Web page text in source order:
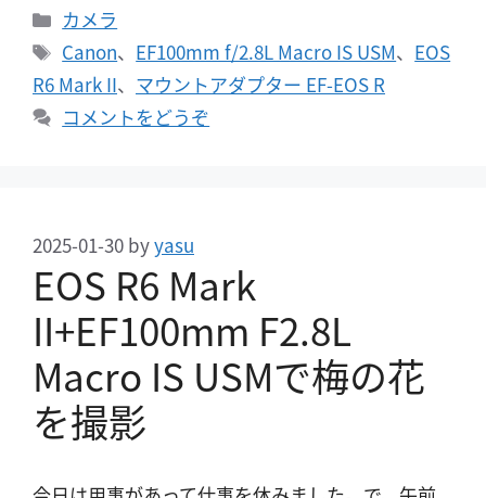
カ
テ
ゴ
リ
ー
カメラ
タ
グ
Canon、 EF100mm f/2.8L Macro IS USM、 EOS
R6 Mark II、 マウントアダプター EF-EOS R
コメントをどうぞ
EOS R6 Mark
II+EF100mm F2.8L
Macro IS USMで梅の花
を撮影
2025-01-30 byyasu